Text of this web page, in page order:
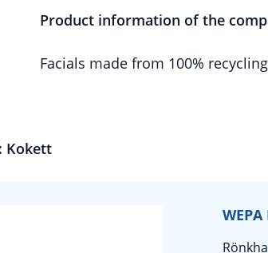
Product information of the
Facials made from 100%
Kokett